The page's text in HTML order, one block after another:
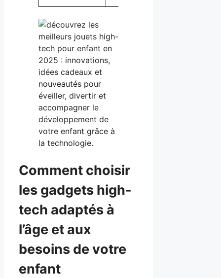
Comment choisir
les gadgets high-
tech adaptés à
l’âge et aux
besoins de votre
enfant